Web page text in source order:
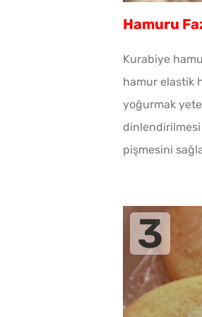
Hamuru
Kurabiye
hamur elastik
yoğurmak
dinlendirilmesi
pişmesini